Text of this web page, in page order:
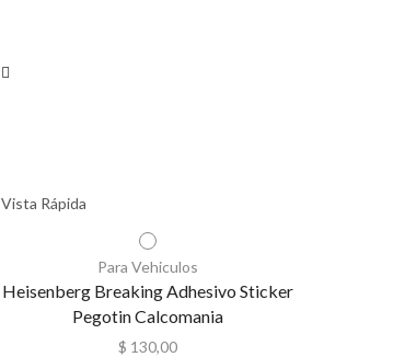
Vista Rápida
Para Vehiculos
Heisenberg Breaking Adhesivo Sticker
Pegotin Calcomania
$ 130,00